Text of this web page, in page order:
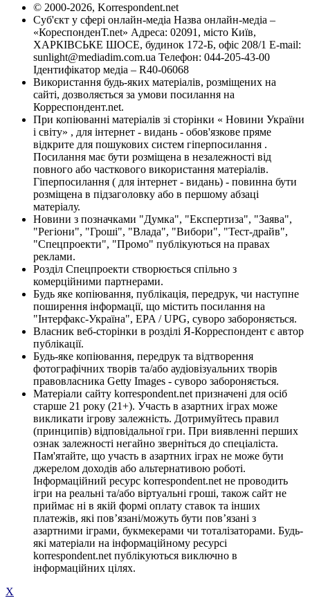
© 2000-2026, Korrespondent.net
Суб'єкт у сфері онлайн-медіа Назва онлайн-медіа –
«КореспонденТ.net» Адреса: 02091, місто Київ,
ХАРКІВСЬКЕ ШОСЕ, будинок 172-Б, офіс 208/1 E-mail:
sunlight@mediadim.com.ua Телефон: 044-205-43-00
Ідентифікатор медіа – R40-06068
Використання будь-яких матеріалів, розміщених на
сайті, дозволяється за умови посилання на
Корреспондент.net.
При копіюванні матеріалів зі сторінки « Новини України
і світу» , для інтернет - видань - обов'язкове пряме
відкрите для пошукових систем гіперпосилання .
Посилання має бути розміщена в незалежності від
повного або часткового використання матеріалів.
Гіперпосилання ( для інтернет - видань) - повинна бути
розміщена в підзаголовку або в першому абзаці
матеріалу.
Новини з позначками "Думка", "Експертиза", "Заява",
"Регіони", "Гроші", "Влада", "Вибори", "Тест-драйв",
"Спецпроекти", "Промо" публікуються на правах
реклами.
Розділ Спецпроекти створюється спільно з
комерційними партнерами.
Будь яке копіювання, публікація, передрук, чи наступне
поширення інформації, що містить посилання на
"Інтерфакс-Україна", EPA / UPG, суворо забороняється.
Власник веб-сторінки в розділі Я-Корреспондент є автор
публікації.
Будь-яке копіювання, передрук та відтворення
фотографічних творів та/або аудіовізуальних творів
правовласника Getty Images - суворо забороняється.
Матеріали сайту korrespondent.net призначені для осіб
старше 21 року (21+). Участь в азартних іграх може
викликати ігрову залежність. Дотримуйтесь правил
(принципів) відповідальної гри. При виявленні перших
ознак залежності негайно зверніться до спеціаліста.
Пам'ятайте, що участь в азартних іграх не може бути
джерелом доходів або альтернативою роботі.
Інформаційний ресурс korrespondent.net не проводить
ігри на реальні та/або віртуальні гроші, також сайт не
приймає ні в якій формі оплату ставок та інших
платежів, які пов’язані/можуть бути пов’язані з
азартними іграми, букмекерами чи тоталізаторами. Будь-
які матеріали на інформаційному ресурсі
korrespondent.net публікуються виключно в
інформаційних цілях.
X